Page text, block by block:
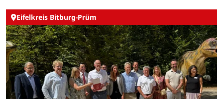
Eifelkreis Bitburg-Prüm